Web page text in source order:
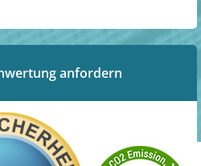
anfordern